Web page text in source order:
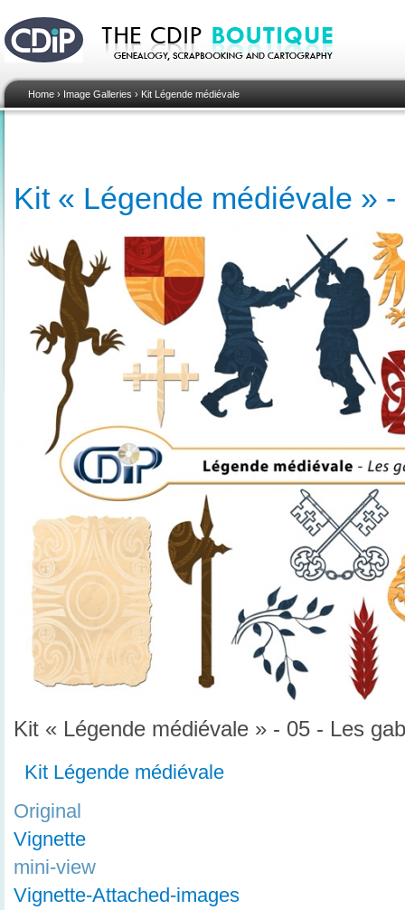
Home › Image Galleries › Kit Légende médiévale
Kit « Légende médiévale »
Kit « Légende médiévale » - 05 - Les
Kit Légende médiévale
Original
Vignette
mini-view
Vignette-Attached-images